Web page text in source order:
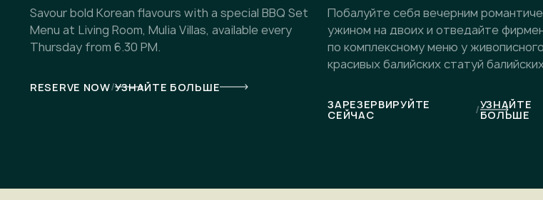
Savour bold Korean flavours with a special BBQ Set
Menu at Living Room, Mulia Villas, available every
Thursday from 6.30 PM.
RESERVE NOW/УЗНАЙТЕ БОЛЬШЕ
Побалуйте себя вечерним
ужином на двоих и отведайте
по комплексному меню у
красивых балийских статуй
ЗАРЕЗЕРВИРУЙТЕ
СЕЙЧАС /УЗНАЙТЕ
БОЛЬШЕ